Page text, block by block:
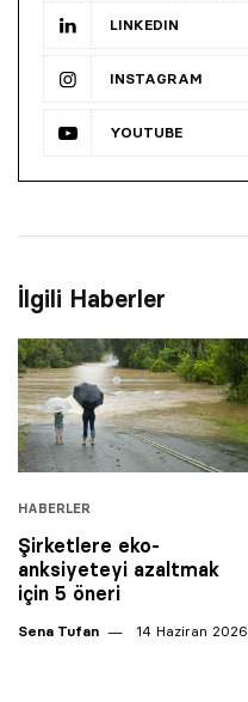
LINKEDIN
INSTAGRAM
YOUTUBE
İlgili Haberler
HABERLER
Şirketlere eko-
anksiyeteyi azaltmak
için 5 öneri
Sena Tufan 14 Haziran 2026